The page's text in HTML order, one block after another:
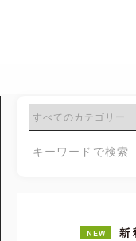
NEW 新
す。詳細につい